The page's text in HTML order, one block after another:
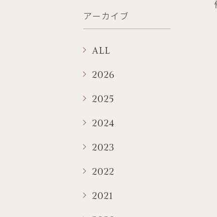
アーカイブ
ALL
2026
2025
2024
2023
2022
2021